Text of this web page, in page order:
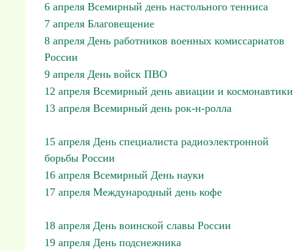
6 апреля Всемирный день настольного тенниса
7 апреля Благовещение
8 апреля День работников военных комиссариатов
России
9 апреля День войск ПВО
12 апреля Всемирный день авиации и космонавтики
13 апреля Всемирный день рок-н-ролла
15 апреля День специалиста радиоэлектронной
борьбы России
16 апреля Всемирный День науки
17 апреля Международный день кофе
18 апреля День воинской славы России
19 апреля День подснежника